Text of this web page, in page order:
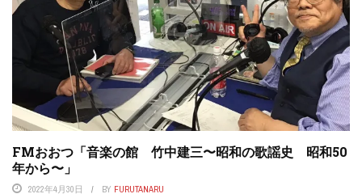
FMおおつ「音楽の館 竹中建三〜昭和の歌謡史 昭和50
年から〜」
2022年4月30日 BY FURUTANARU